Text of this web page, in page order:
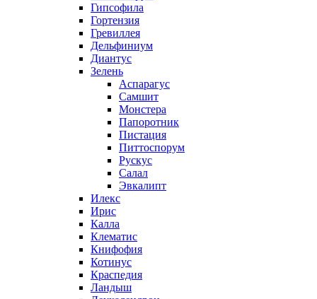
Гипсофила
Гортензия
Гревиллея
Дельфиниум
Диантус
Зелень
Аспарагус
Самшит
Монстера
Папоротник
Пистация
Питтоспорум
Рускус
Салал
Эвкалипт
Илекс
Ирис
Калла
Клематис
Книфофия
Котинус
Краспедия
Ландыш